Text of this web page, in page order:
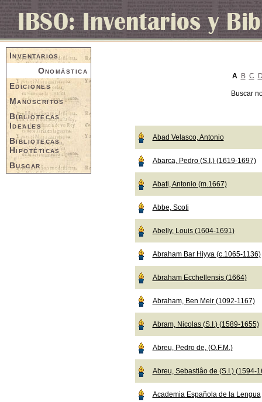
Inventarios
Onomástica
Ediciones
Manuscritos
Bibliotecas
Ideales
Bibliotecas
Hipotéticas
Buscar
A B C
Buscar
Abad Velasco, Antonio
Abarca, Pedro (S.I.) (1619-1697)
Abati, Antonio (m.1667)
Abbe, Scoti
Abelly, Louis (1604-1691)
Abraham Bar Hiyya (c.1065-1136)
Abraham Ecchellensis (1664)
Abraham, Ben Meir (1092-1167)
Abram, Nicolas (S.I.) (1589-1655)
Abreu, Pedro de, (O.F.M.)
Abreu, Sebastiâo de (S.I.) (1594-
Academia Española de la Lengua